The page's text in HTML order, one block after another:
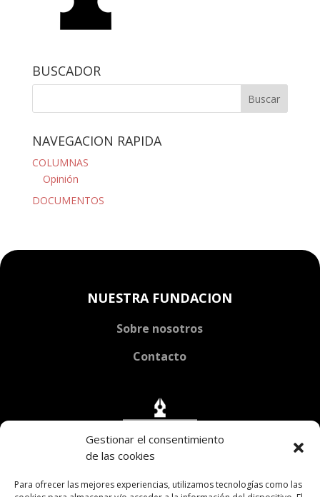
Gestionar el consentimiento
de las cookies
Para ofrecer las mejores experiencias, utilizamos tecnologías como las
BUSCADOR
NAVEGACION RAPIDA
COLUMNAS
Opinión
DOCUMENTOS
NUESTRA FUNDACION
Sobre nosotros
Contacto